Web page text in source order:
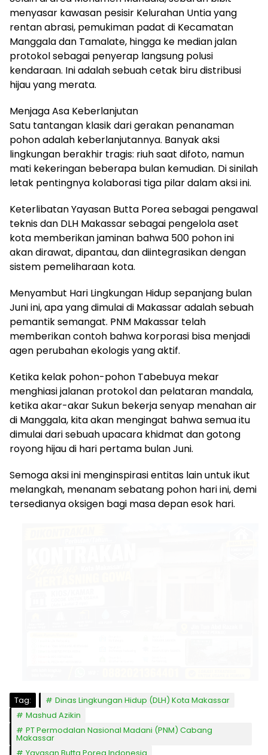
menyasar kawasan pesisir Kelurahan Untia yang
rentan abrasi, pemukiman padat di Kecamatan
Manggala dan Tamalate, hingga ke median jalan
protokol sebagai penyerap langsung polusi
kendaraan. Ini adalah sebuah cetak biru distribusi
hijau yang merata.
​Menjaga Asa Keberlanjutan
​Satu tantangan klasik dari gerakan penanaman
pohon adalah keberlanjutannya. Banyak aksi
lingkungan berakhir tragis: riuh saat difoto, namun
mati kekeringan beberapa bulan kemudian. Di sinilah
letak pentingnya kolaborasi tiga pilar dalam aksi ini.
Keterlibatan Yayasan Butta Porea sebagai pengawal
teknis dan DLH Makassar sebagai pengelola aset
kota memberikan jaminan bahwa 500 pohon ini
akan dirawat, dipantau, dan diintegrasikan dengan
sistem pemeliharaan kota.
​Menyambut Hari Lingkungan Hidup sepanjang bulan
Juni ini, apa yang dimulai di Makassar adalah sebuah
pemantik semangat. PNM Makassar telah
memberikan contoh bahwa korporasi bisa menjadi
agen perubahan ekologis yang aktif.
​Ketika kelak pohon-pohon Tabebuya mekar
menghiasi jalanan protokol dan pelataran mandala,
ketika akar-akar Sukun bekerja senyap menahan air
di Manggala, kita akan mengingat bahwa semua itu
dimulai dari sebuah upacara khidmat dan gotong
royong hijau di hari pertama bulan Juni.
Semoga aksi ini menginspirasi entitas lain untuk ikut
melangkah, menanam sebatang pohon hari ini, demi
tersedianya oksigen bagi masa depan esok hari.
Tag:
Dinas Lingkungan Hidup (DLH) Kota Makassar
Mashud Azikin
​PT Permodalan Nasional Madani (PNM) Cabang
Makassar